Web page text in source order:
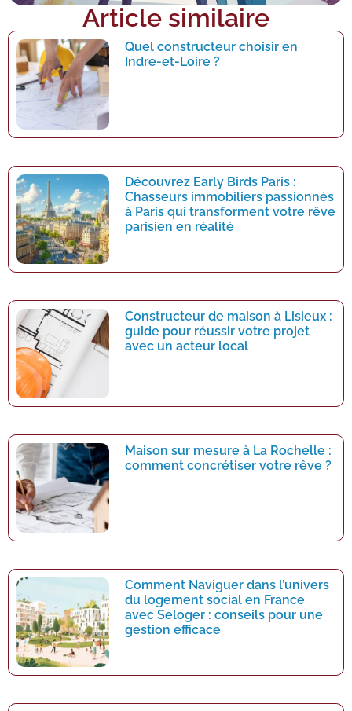
Article similaire
Quel constructeur choisir en
Indre-et-Loire ?
Découvrez Early Birds Paris :
Chasseurs immobiliers passionnés
à Paris qui transforment votre rêve
parisien en réalité
Constructeur de maison à Lisieux :
guide pour réussir votre projet
avec un acteur local
Maison sur mesure à La Rochelle :
comment concrétiser votre rêve ?
Comment Naviguer dans l’univers
du logement social en France
avec Seloger : conseils pour une
gestion efficace